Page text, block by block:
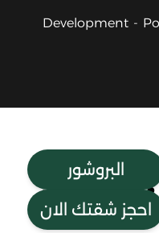
Development
البروشور
احجز شقتك الان